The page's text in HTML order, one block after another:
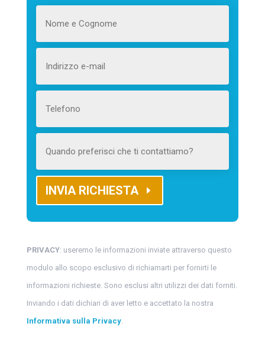
INVIA RICHIESTA
PRIVACY: useremo le informazioni inviate attraverso questo
modulo allo scopo esclusivo di richiamarti per fornirti le
informazioni richieste. Sono esclusi altri utilizzi dei dati forniti.
Inviando i dati dichiari di aver letto e accettato la nostra
Informativa sulla Privacy.